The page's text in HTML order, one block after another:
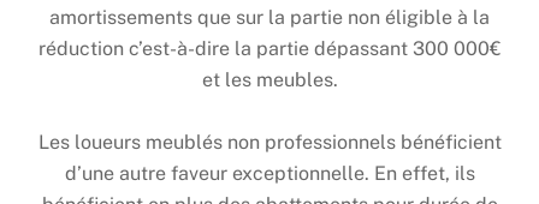
amortissements que sur la partie non éligible à la
réduction c’est-à-dire la partie dépassant 300 000€
et les meubles.
Les loueurs meublés non professionnels bénéficient
d’une autre faveur exceptionnelle. En effet, ils